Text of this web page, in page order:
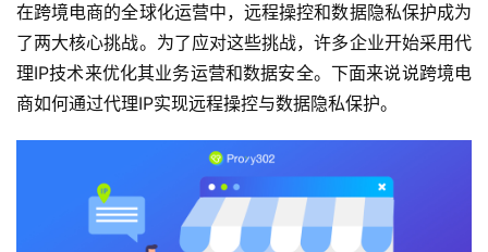
在跨境电商的全球化运营中，远程操控和数据隐私保护成为
了两大核心挑战。为了应对这些挑战，许多企业开始采用代
理IP技术来优化其业务运营和数据安全。下面来说说跨境电
商如何通过代理IP实现远程操控与数据隐私保护。